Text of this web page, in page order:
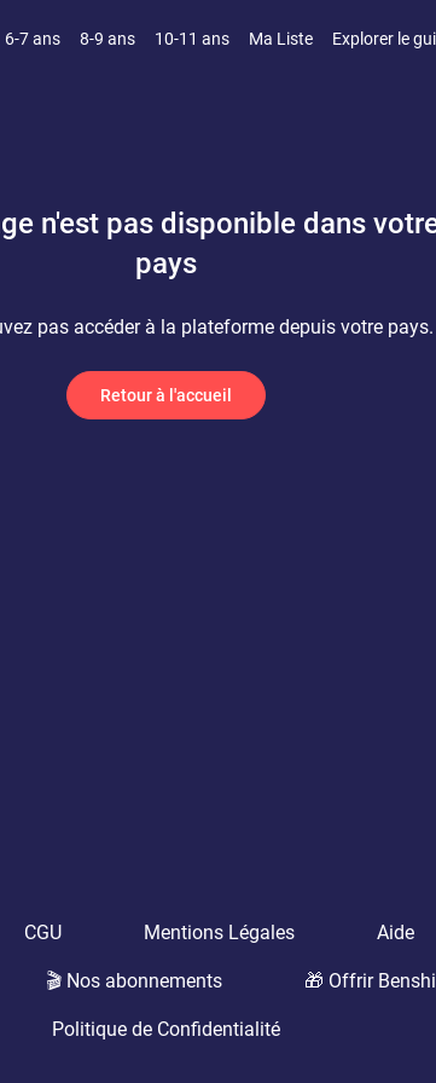
6-7 ans 8-9 ans 10-11 ans Ma Liste Explorer le
n'est pas disponible dans
pays
pas accéder à la plateforme depuis votre pays.
Retour à l'accueil
CGU Mentions Légales Aide
🎬 Nos abonnements 🎁 Offrir Benshi
Politique de Confidentialité